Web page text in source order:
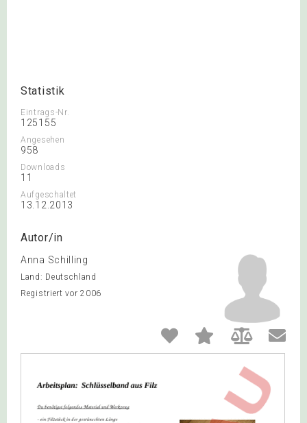
Statistik
Eintrags-Nr.
125155
Angesehen
958
Downloads
11
Aufgeschaltet
13.12.2013
Autor/in
Anna Schilling
Land: Deutschland
Registriert vor 2006